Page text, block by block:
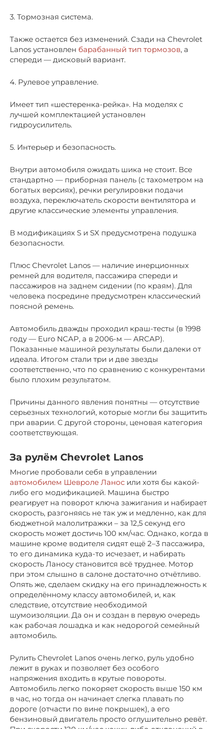
3. Тормозная система.
Также остается без изменений. Сзади на Chevrolet
Lanos установлен барабанный тип тормозов, а
спереди — дисковый вариант.
4. Рулевое управление.
Имеет тип «шестеренка-рейка». На моделях с
лучшей комплектацией установлен
гидроусилитель.
5. Интерьер и безопасность.
Внутри автомобиля ожидать шика не стоит. Все
стандартно — приборная панель (с тахометром на
богатых версиях), речки регулировки подачи
воздуха, переключатель скорости вентилятора и
другие классические элементы управления.
В модификациях S и SX предусмотрена подушка
безопасности.
Плюс Chevrolet Lanos — наличие инерционных
ремней для водителя, пассажира спереди и
пассажиров на заднем сидении (по краям). Для
человека посредине предусмотрен классический
поясной ремень.
Автомобиль дважды проходил краш-тесты (в 1998
году — Euro NCAP, а в 2006-м — ARCAP).
Показанные машиной результаты были далеки от
идеала. Итогом стали три и две звезды
соответственно, что по сравнению с конкурентами
было плохим результатом.
Причины данного явления понятны — отсутствие
серьезных технологий, которые могли бы защитить
при аварии. С другой стороны, ценовая категория
соответствующая.
За рулём Chevrolet Lanos
Многие пробовали себя в управлении
автомобилем Шевроле Ланос или хотя бы какой-
либо его модификацией. Машина быстро
реагирует на поворот ключа зажигания и набирает
скорость, разгоняясь не так уж и медленно, как для
бюджетной малолитражки – за 12,5 секунд его
скорость может достичь 100 км/час. Однако, когда в
машине кроме водителя сидят ещё 2–3 пассажира,
то его динамика куда-то исчезает, и набирать
скорость Ланосу становится всё труднее. Мотор
при этом слышно в салоне достаточно отчётливо.
Опять же, сделаем скидку на его принадлежность к
определённому классу автомобилей, и, как
следствие, отсутствие необходимой
шумоизоляции. Да он и создан в первую очередь
как рабочая лошадка и как недорогой семейный
автомобиль.
Рулить Chevrolet Lanos очень легко, руль удобно
лежит в руках и позволяет без особого
напряжения входить в крутые повороты.
Автомобиль легко покоряет скорость выше 150 км
в час, но тогда он начинает слегка плавать по
дороге (отчасти по вине покрышек), а его
бензиновый двигатель просто оглушительно ревёт.